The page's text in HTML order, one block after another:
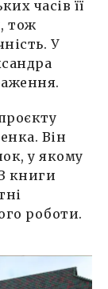
часів її
тож
У
Він
у якому
книги
роботи.